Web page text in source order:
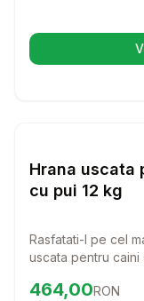
Hrana uscata
cu pui 12 kg
Rasfatati-l pe cel
uscata pentru caini
sustine sanatatea
Preț: 464.00 RON
464,00RON